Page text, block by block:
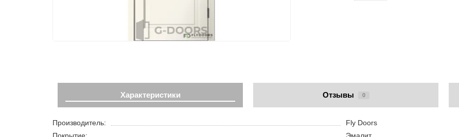
Характеристики Отзывы 0
Производитель:
Fly Doors